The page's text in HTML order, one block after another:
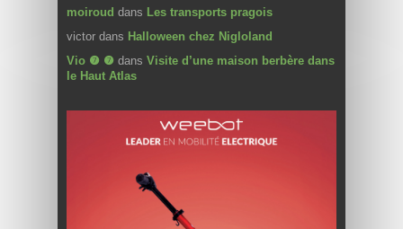
moiroud dans Les transports pragois
victor dans Halloween chez Nigloland
Vio ❼ ❼ dans Visite d’une maison berbère dans
le Haut Atlas